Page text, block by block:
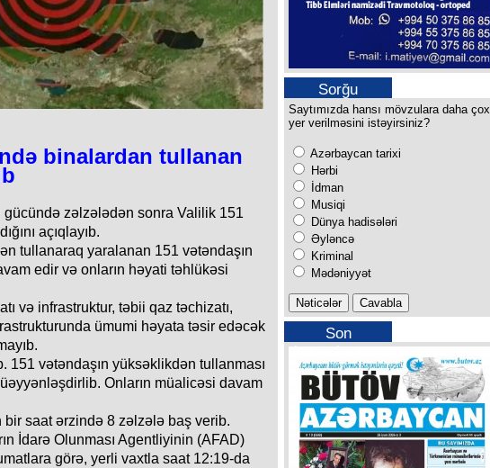
binalardan tullanan
gücündə zəlzələdən sonra Valilik 151
açıqlayıb.
tullanaraq yaralanan 151 vətəndaşın
edir və onların həyati təhlükəsi
və infrastruktur, təbii qaz təchizatı,
ümumi həyata təsir edəcək
151 vətəndaşın yüksəklikdən tullanması
Onların müalicəsi davam
bir saat ərzində 8 zəlzələ baş verib.
İdarə Olunması Agentliyinin (AFAD)
görə, yerli vaxtla saat 12:19-da
Sorğu
Saytımızda hansı mövzulara daha çox
yer verilməsini istəyirsiniz?
Azərbaycan tarixi
Hərbi
İdman
Musiqi
Dünya hadisələri
Əyləncə
Kriminal
Mədəniyyət
Son
buraxılışımız